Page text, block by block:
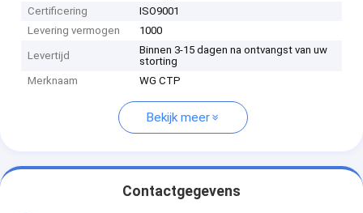
Certificering
ISO9001
Levering vermogen
1000
Levertijd
Binnen 3-15 dagen na ontvangst van uw
storting
Merknaam
WG CTP
Bekijk meer
Contactgegevens